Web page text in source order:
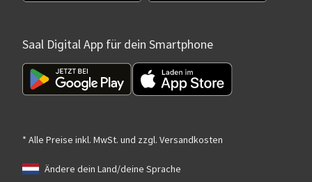
Saal Digital App für dein Smartphone
* Alle Preise inkl. MwSt. und zzgl. Versandkosten
Ändere dein Land/deine Sprache